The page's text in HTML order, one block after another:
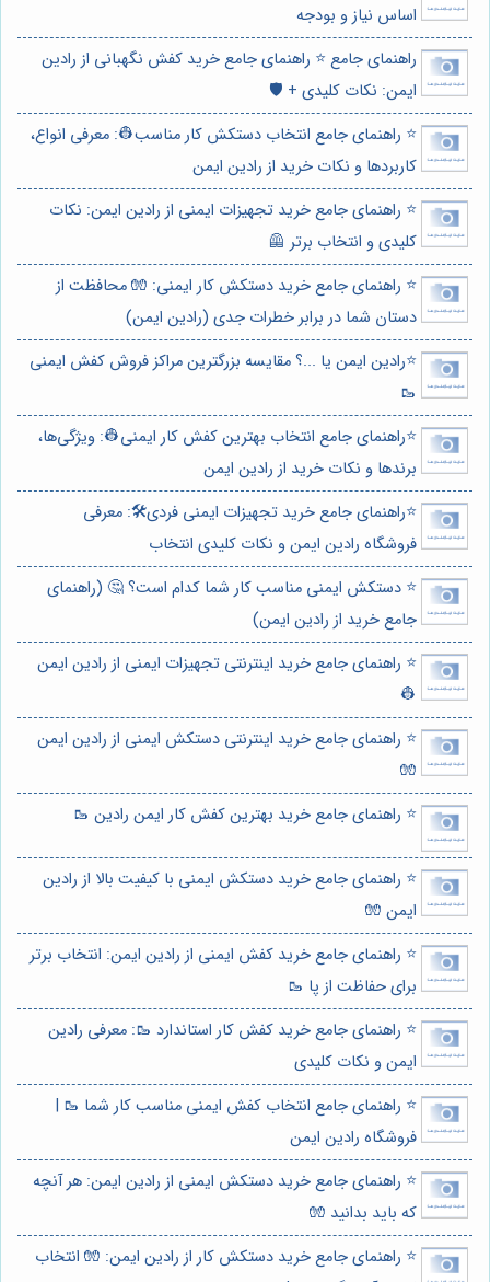
اساس نیاز و بودجه
راهنمای جامع ⭐️ راهنمای جامع خرید کفش نگهبانی از رادین
ایمن: نکات کلیدی + 🛡️
⭐️ راهنمای جامع انتخاب دستکش کار مناسب👷: معرفی انواع،
کاربردها و نکات خرید از رادین ایمن
⭐️ راهنمای جامع خرید تجهیزات ایمنی از رادین ایمن: نکات
کلیدی و انتخاب برتر 🦺
⭐️ راهنمای جامع خرید دستکش کار ایمنی: 🧤 محافظت از
دستان شما در برابر خطرات جدی (رادین ایمن)
⭐️رادین ایمن یا ...؟ مقایسه بزرگترین مراکز فروش کفش ایمنی
🥾
⭐️راهنمای جامع انتخاب بهترین کفش کار ایمنی👷: ویژگی‌ها،
برندها و نکات خرید از رادین ایمن
⭐️راهنمای جامع خرید تجهیزات ایمنی فردی🛠️: معرفی
فروشگاه رادین ایمن و نکات کلیدی انتخاب
⭐️ دستکش ایمنی مناسب کار شما کدام است؟ 🤔 (راهنمای
جامع خرید از رادین ایمن)
⭐️ راهنمای جامع خرید اینترنتی تجهیزات ایمنی از رادین ایمن
👷
⭐️ راهنمای جامع خرید اینترنتی دستکش ایمنی از رادین ایمن
🧤
⭐️ راهنمای جامع خرید بهترین کفش کار ایمن رادین 🥾
⭐️ راهنمای جامع خرید دستکش ایمنی با کیفیت بالا از رادین
ایمن 🧤
⭐️ راهنمای جامع خرید کفش ایمنی از رادین ایمن: انتخاب برتر
برای حفاظت از پا 🥾
⭐️ راهنمای جامع خرید کفش کار استاندارد 🥾: معرفی رادین
ایمن و نکات کلیدی
⭐️ راهنمای جامع انتخاب کفش ایمنی مناسب کار شما 🥾 |
فروشگاه رادین ایمن
⭐️ راهنمای جامع خرید دستکش ایمنی از رادین ایمن: هر آنچه
که باید بدانید 🧤
⭐️ راهنمای جامع خرید دستکش کار از رادین ایمن: 🧤 انتخاب